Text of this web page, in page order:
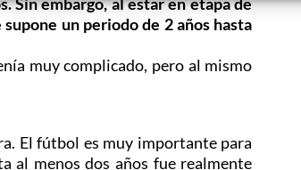
un periodo de 2 años hasta
muy complicado, pero al mismo
El fútbol es muy importante para
al menos dos años fue realmente